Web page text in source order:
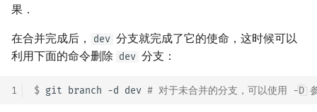
果．
在合并完成后， dev 分支就完成了它的使命，这时候可以
利用下面的命令删除 dev 分支：
1 $ git branch -d dev # 对于未合并的分支，可以使用 -D